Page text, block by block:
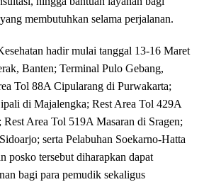
membutuhkan selama perjalanan.
hadir mulai tanggal 13-16 Maret
Banten; Terminal Pulo Gebang,
Tol 88A Cipularang di Purwakarta;
di Majalengka; Rest Area Tol 429A
Rest Area Tol 519A Masaran di Sragen;
serta Pelabuhan Soekarno-Hatta
posko tersebut diharapkan dapat
bagi para pemudik sekaligus